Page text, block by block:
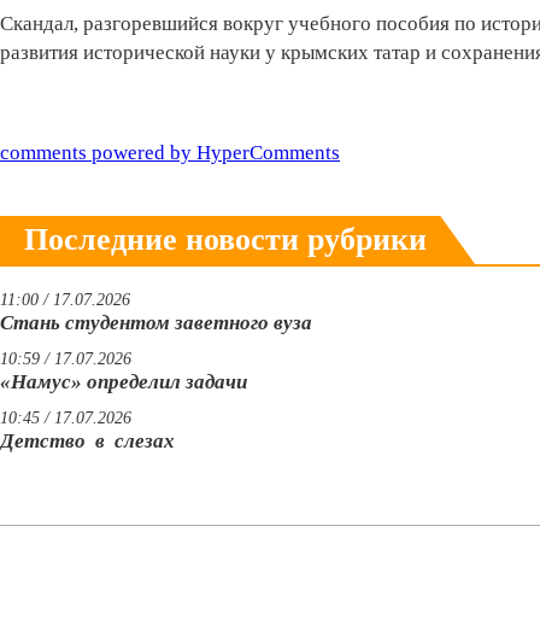
Скандал, разгоревшийся вокруг учебного пособия по
развития исторической науки у крымских татар и
comments powered by HyperComments
Последние новости рубрики
11:00 / 17.07.2026
Стань студентом заветного вуза
10:59 / 17.07.2026
«Намус» определил задачи
10:45 / 17.07.2026
Детство в слезах